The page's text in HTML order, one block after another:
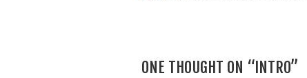
ONE THOUGHT ON “ INTRO”